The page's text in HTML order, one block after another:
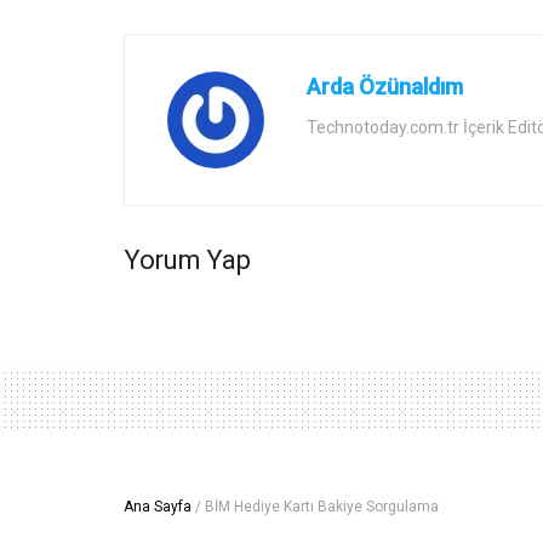
Arda Özünaldım
Technotoday.com.tr İçerik
Yorum Yap
Ana Sayfa / BİM Hediye Kartı Bakiye Sorgulama